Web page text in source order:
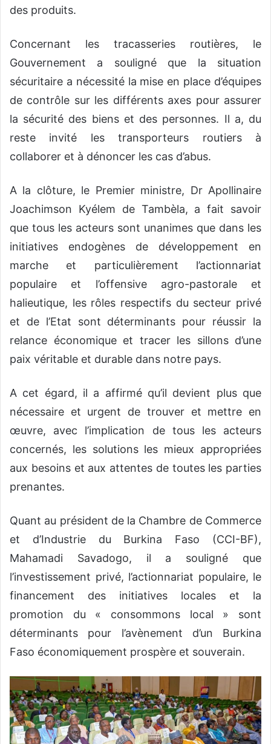
des produits.
Concernant les tracasseries routières, le
Gouvernement a souligné que la situation
sécuritaire a nécessité la mise en place d’équipes
de contrôle sur les différents axes pour assurer
la sécurité des biens et des personnes. Il a, du
reste invité les transporteurs routiers à
collaborer et à dénoncer les cas d’abus.
A la clôture, le Premier ministre, Dr Apollinaire
Joachimson Kyélem de Tambèla, a fait savoir
que tous les acteurs sont unanimes que dans les
initiatives endogènes de développement en
marche et particulièrement l’actionnariat
populaire et l’offensive agro-pastorale et
halieutique, les rôles respectifs du secteur privé
et de l’Etat sont déterminants pour réussir la
relance économique et tracer les sillons d’une
paix véritable et durable dans notre pays.
A cet égard, il a affirmé qu’il devient plus que
nécessaire et urgent de trouver et mettre en
œuvre, avec l’implication de tous les acteurs
concernés, les solutions les mieux appropriées
aux besoins et aux attentes de toutes les parties
prenantes.
Quant au président de la Chambre de Commerce
et d’Industrie du Burkina Faso (CCI-BF),
Mahamadi Savadogo, il a souligné que
l’investissement privé, l’actionnariat populaire, le
financement des initiatives locales et la
promotion du « consommons local » sont
déterminants pour l’avènement d’un Burkina
Faso économiquement prospère et souverain.